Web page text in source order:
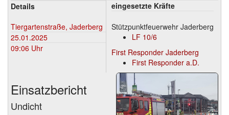
Details
Tiergartenstraße, Jaderberg
25.01.2025
09:06 Uhr
eingesetzte Kräfte
Stützpunktfeuerwehr Jaderberg
LF 10/6
First Responder Jaderberg
First Responder a.D.
Einsatzbericht
Undicht